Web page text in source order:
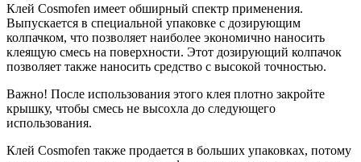
Клей Cosmofen имеет обширный спектр применения.
Выпускается в специальной упаковке с дозирующим
колпачком, что позволяет наиболее экономично наносить
клеящую смесь на поверхности. Этот дозирующий колпачок
позволяет также наносить средство с высокой точностью.
Важно! После использования этого клея плотно закройте
крышку, чтобы смесь не высохла до следующего
использования.
Клей Cosmofen также продается в больших упаковках, потому